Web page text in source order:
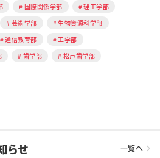
国際関係学部
理工学部
芸術学部
生物資源科学部
通信教育部
工学部
歯学部
松戸歯学部
らせ 一覧へ